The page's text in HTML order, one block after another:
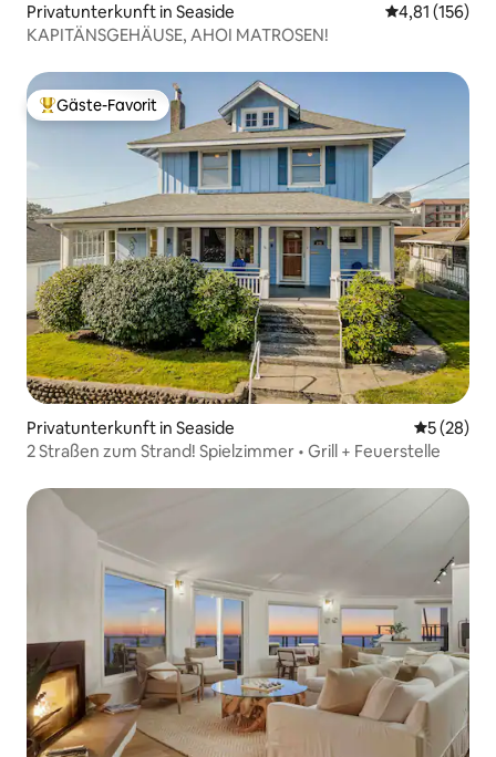
Privatunterkunft in Seaside
4,81 (156)
KAPITÄNSGEHÄUSE, AHOI MATROSEN!
Beliebter Gäste-Favorit.
Gäste-Favorit
Privatunterkunft in Seaside
5 (28)
2 Straßen zum Strand! Spielzimmer • Grill + Feuerstelle